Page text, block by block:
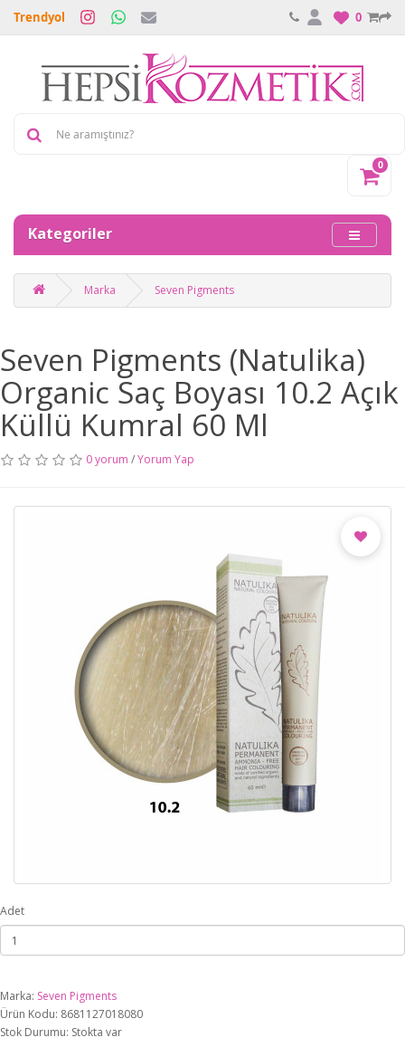
Trendyol 0
0
Kategoriler
Marka Seven Pigments
Seven Pigments (Natulika)
Organic Saç Boyası 10.2 Açık
Küllü Kumral 60 Ml
0 yorum /Yorum Yap
Adet
Marka: Seven Pigments
Ürün Kodu: 8681127018080
Stok Durumu: Stokta var